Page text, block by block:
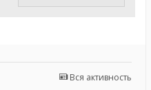
Вся активность